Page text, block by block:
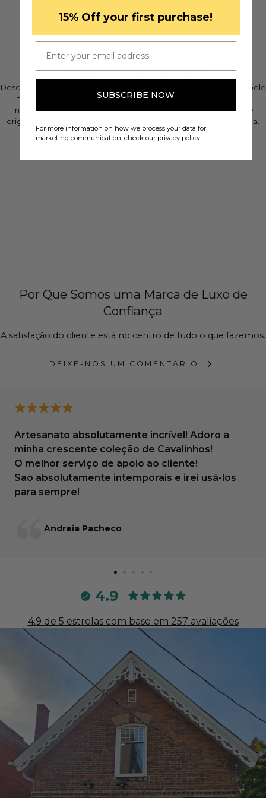
Se você tiver dúvidas, envie -nos um e-mail.
Coleções / Todas as Malas de Couro
Todas as Malas de Couro
Descubra a nossa requintada coleção de malas de designer em pele
feitas à mão pela Cavalinho. Cada mala exibe um artesanato
inigualável, utilizando materiais europeus de alta qualidade de
origem responsável. Experimente o luxo e o estilo em cada peça.
Por Que Somos uma Marca de Luxo de
Confiança
A satisfação do cliente está no centro de tudo o que fazemos.
DEIXE-NOS UM COMENTÁRIO.
Artesanato absolutamente incrível! Adoro a
minha crescente coleção de Cavalinhos!
O melhor serviço de apoio ao cliente!
São absolutamente intemporais e irei usá-los
para sempre!
Andreia Pacheco
4.9
4.9 de 5 estrelas com base em 257 avaliações
​15% Off your first purchase!
SUBSCRIBE NOW
For more information on how we process your data for
marketing communication, check our privacy policy.